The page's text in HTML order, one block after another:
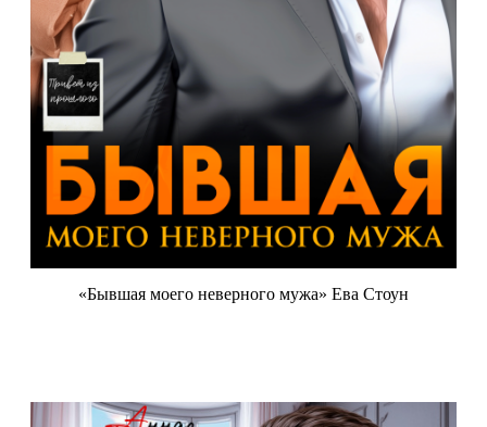
«Бывшая моего неверного мужа» Ева Стоун